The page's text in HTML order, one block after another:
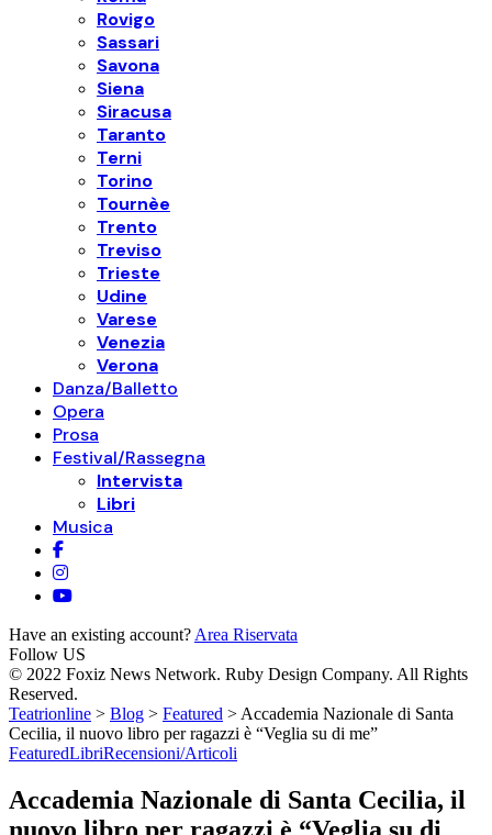
Rovigo
Sassari
Savona
Siena
Siracusa
Taranto
Terni
Torino
Tournèe
Trento
Treviso
Trieste
Udine
Varese
Venezia
Verona
Danza/Balletto
Opera
Prosa
Festival/Rassegna
Intervista
Libri
Musica
Have an existing account? Area Riservata
Follow US
© 2022 Foxiz News Network. Ruby Design Company. All Rights
Reserved.
Teatrionline > Blog > Featured > Accademia Nazionale di Santa
Cecilia, il nuovo libro per ragazzi è “Veglia su di me”
FeaturedLibriRecensioni/Articoli
Accademia Nazionale di Santa Cecilia, il